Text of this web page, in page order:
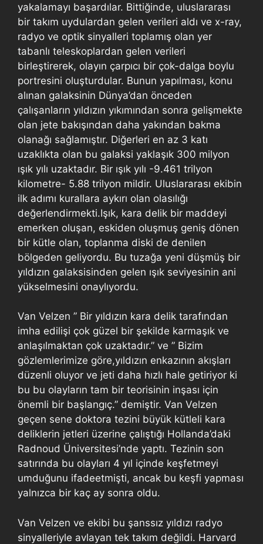
yakalamayı başardılar. Bittiğinde, uluslararası
bir takım uydulardan gelen verileri aldı ve x-ray,
radyo ve optik sinyalleri toplamış olan yer
tabanlı teleskoplardan gelen verileri
birleştirerek, olayın çarpıcı bir çok-dalga boylu
portresini oluşturdular. Bunun yapılması, konu
alınan galaksinin Dünya’dan önceden
çalışanların yıldızın yıkımından sonra gelişmekte
olan jete bakışından daha yakından bakma
olanağı sağlamıştır. Diğerleri en az 3 katı
uzaklıkta olan bu galaksi yaklaşık 300 milyon
ışık yılı uzaktadır. Bir ışık yılı -9.461 trilyon
kilometre- 5.88 trilyon mildir. Uluslararası ekibin
ilk adımı kurallara aykırı olan olasılığı
değerlendirmekti.Işık, kara delik bir maddeyi
emerken oluşan, eskiden oluşmuş geniş dönen
bir kütle olan, toplanma diski de denilen
bölgeden geliyordu. Bu tuzağa yeni düşmüş bir
yıldızın galaksisinden gelen ışık seviyesinin ani
yükselmesini onaylıyordu.
Van Velzen ” Bir yıldızın kara delik tarafından
imha edilişi çok güzel bir şekilde karmaşık ve
anlaşılmaktan çok uzaktadır.” ve ” Bizim
gözlemlerimize göre,yıldızın enkazının akışları
düzenli oluyor ve jeti daha hızlı hale getiriyor ki
bu bu olayların tam bir teorisinin inşası için
önemli bir başlangıç.” demiştir. Van Velzen
geçen sene doktora tezini büyük kütleli kara
deliklerin jetleri üzerine çalıştığı Hollanda’daki
Radnoud Üniversitesi’nde yaptı. Tezinin son
satırında bu olayları 4 yıl içinde keşfetmeyi
umduğunu ifadeetmişti, ancak bu keşfi yapması
yalnızca bir kaç ay sonra oldu.
Van Velzen ve ekibi bu şanssız yıldızı radyo
sinyalleriyle avlayan tek takım değildi. Harvard